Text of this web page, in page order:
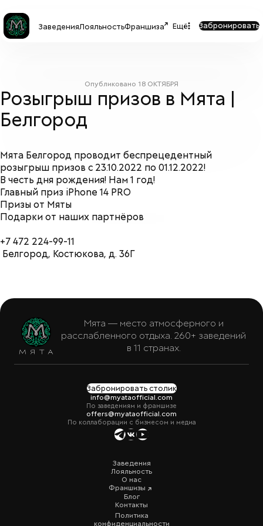
ЗаведенияЛояльностьФраншиза Ещё Забронировать
Опубликовано 18 ОКТЯБРЯ
Розыгрыш призов в Мята |
Белгород
Мята Белгород проводит беспрецедентный
розыгрыш призов с 23.10.2022 по 01.12.2022!
В честь дня рождения! Нам 1 год!
Главный приз iPhone 14 PRO
Призы от Мяты
Подарки от наших партнёров
+7 472 224-99-11
Белгород, Костюкова, д. 36Г
Мята — место атмосферного и
расслабленного отдыха. 260+ заведений
в 11 странах.
Забронировать столик
info@myataofficial.com
По заведениям и франшизе
offers@myataofficial.com
По коллаборации с бизнесом и медиа
Заведения
Лояльность
О нас
Франшизы
Блог
Контакты
Политика
конфиденциальности